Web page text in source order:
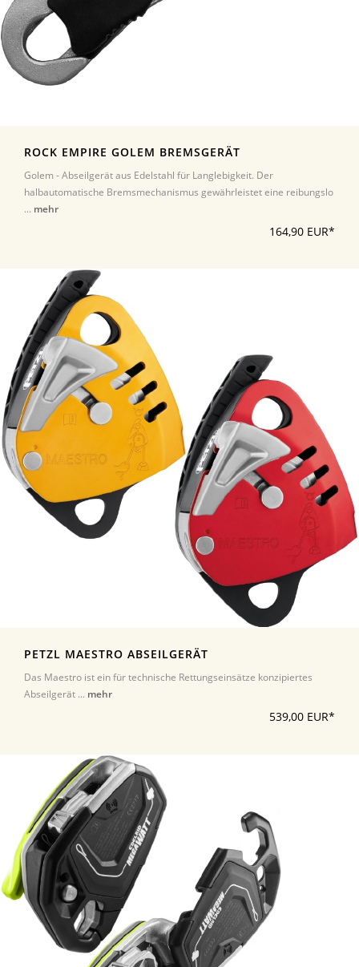
ROCK EMPIRE GOLEM BREMSGERÄT
Golem - Abseilgerät aus Edelstahl für Langlebigkeit. Der
halbautomatische Bremsmechanismus gewährleistet eine reibungslo
... mehr
164,90 EUR*
PETZL MAESTRO ABSEILGERÄT
Das Maestro ist ein für technische Rettungseinsätze konzipiertes
Abseilgerät ... mehr
539,00 EUR*